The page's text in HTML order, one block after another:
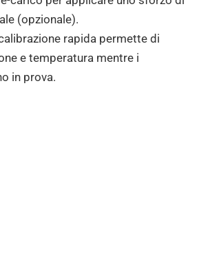
(opzionale).
rapida permette di
e temperatura mentre i
in prova.